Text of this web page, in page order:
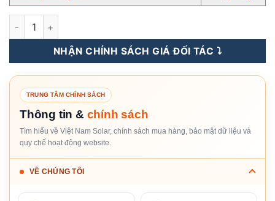
Inverter Hybrid Solis 5KW 1 pha [Giá Sỉ] số lượng
NHẬN CHÍNH SÁCH GIÁ ĐỐI TÁC ⤵️
TRUNG TÂM CHÍNH SÁCH
Thông tin & chính sách
Tìm hiểu về Việt Nam Solar, chính sách mua hàng, bảo mật dữ liệu và
quy chế hoạt động website.
VỀ CHÚNG TÔI